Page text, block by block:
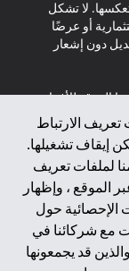
الارتباط
إيقاف تشغيلها.
لملفات تعريف
الموقع ، وإظهار
الإحصائية حول
مع شركائنا في
قد يجمعونها
لا تشكل
أو عرضًا
دون إشعار
الموقع للأفراد
الأوروبية أو
مارينو أو
خصوصية البيانات
الشخصية
في هذه
دعوة أو دعوة
هنا لمثل هؤلاء